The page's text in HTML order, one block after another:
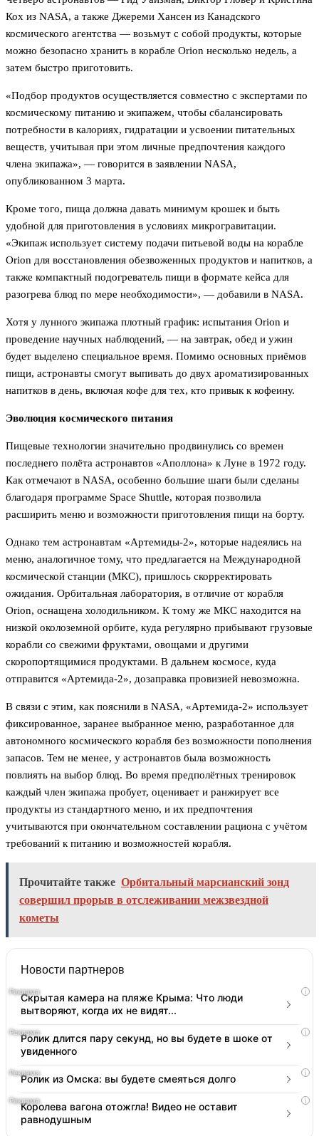
Кох из NASA, а также Джереми Хансен из Канадского
космического агентства — возьмут с собой продукты, которые
можно безопасно хранить в корабле Orion несколько недель, а
затем быстро приготовить.
«Подбор продуктов осуществляется совместно с экспертами по
космическому питанию и экипажем, чтобы сбалансировать
потребности в калориях, гидратации и усвоении питательных
веществ, учитывая при этом личные предпочтения каждого
члена экипажа», — говорится в заявлении NASA,
опубликованном 3 марта.
Кроме того, пища должна давать минимум крошек и быть
удобной для приготовления в условиях микрогравитации.
«Экипаж использует систему подачи питьевой воды на корабле
Orion для восстановления обезвоженных продуктов и напитков, а
также компактный подогреватель пищи в формате кейса для
разогрева блюд по мере необходимости», — добавили в NASA.
Хотя у лунного экипажа плотный график: испытания Orion и
проведение научных наблюдений, — на завтрак, обед и ужин
будет выделено специальное время. Помимо основных приёмов
пищи, астронавты смогут выпивать до двух ароматизированных
напитков в день, включая кофе для тех, кто привык к кофеину.
Эволюция космического питания
Пищевые технологии значительно продвинулись со времен
последнего полёта астронавтов «Аполлона» к Луне в 1972 году.
Как отмечают в NASA, особенно большие шаги были сделаны
благодаря программе Space Shuttle, которая позволила
расширить меню и возможности приготовления пищи на борту.
Однако тем астронавтам «Артемиды-2», которые надеялись на
меню, аналогичное тому, что предлагается на Международной
космической станции (МКС), пришлось скорректировать
ожидания. Орбитальная лаборатория, в отличие от корабля
Orion, оснащена холодильником. К тому же МКС находится на
низкой околоземной орбите, куда регулярно прибывают грузовые
корабли со свежими фруктами, овощами и другими
скоропортящимися продуктами. В дальнем космосе, куда
отправится «Артемида-2», дозаправка провизией невозможна.
В связи с этим, как пояснили в NASA, «Артемида-2» использует
фиксированное, заранее выбранное меню, разработанное для
автономного космического корабля без возможности пополнения
запасов. Тем не менее, у астронавтов была возможность
повлиять на выбор блюд. Во время предполётных тренировок
каждый член экипажа пробует, оценивает и ранжирует все
продукты из стандартного меню, и их предпочтения
учитываются при окончательном составлении рациона с учётом
требований к питанию и возможностей корабля.
Прочитайте также Орбитальный марсианский зонд
совершил прорыв в отслеживании межзвездной
кометы
Новости партнеров
i
Скрытая камера на пляже Крыма: Что люди
вытворяют, когда их не видят...
i
Ролик длится пару секунд, но вы будете в шоке от
увиденного
i
Ролик из Омска: вы будете смеяться долго
i
Королева вагона отожгла! Видео не оставит
равнодушным